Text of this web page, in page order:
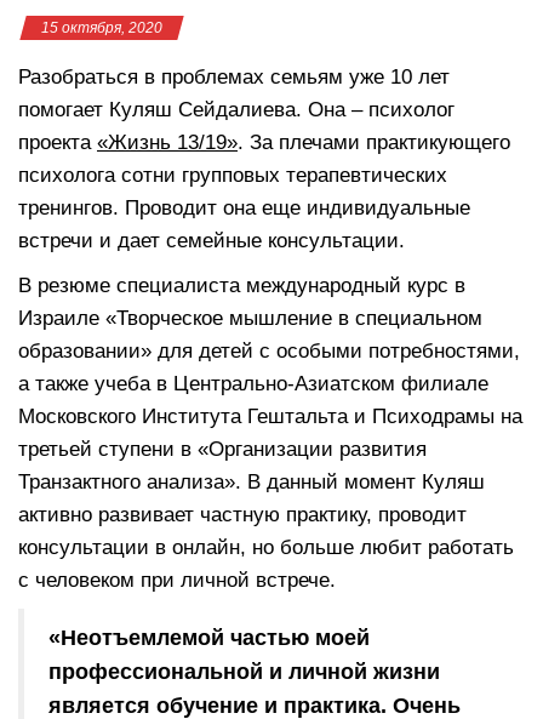
15 октября, 2020
Разобраться в проблемах семьям уже 10 лет
помогает Куляш Сейдалиева. Она – психолог
проекта «Жизнь 13/19». За плечами практикующего
психолога сотни групповых терапевтических
тренингов. Проводит она еще индивидуальные
встречи и дает семейные консультации.
В резюме специалиста международный курс в
Израиле «Творческое мышление в специальном
образовании» для детей с особыми потребностями,
а также учеба в Центрально-Азиатском филиале
Московского Института Гештальта и Психодрамы на
третьей ступени в «Организации развития
Транзактного анализа». В данный момент Куляш
активно развивает частную практику, проводит
консультации в онлайн, но больше любит работать
с человеком при личной встрече.
«Неотъемлемой частью моей
профессиональной и личной жизни
является обучение и практика. Очень